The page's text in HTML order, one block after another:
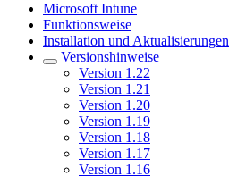
Microsoft Intune
Funktionsweise
Installation und Aktualisierungen
Versionshinweise
Version 1.22
Version 1.21
Version 1.20
Version 1.19
Version 1.18
Version 1.17
Version 1.16